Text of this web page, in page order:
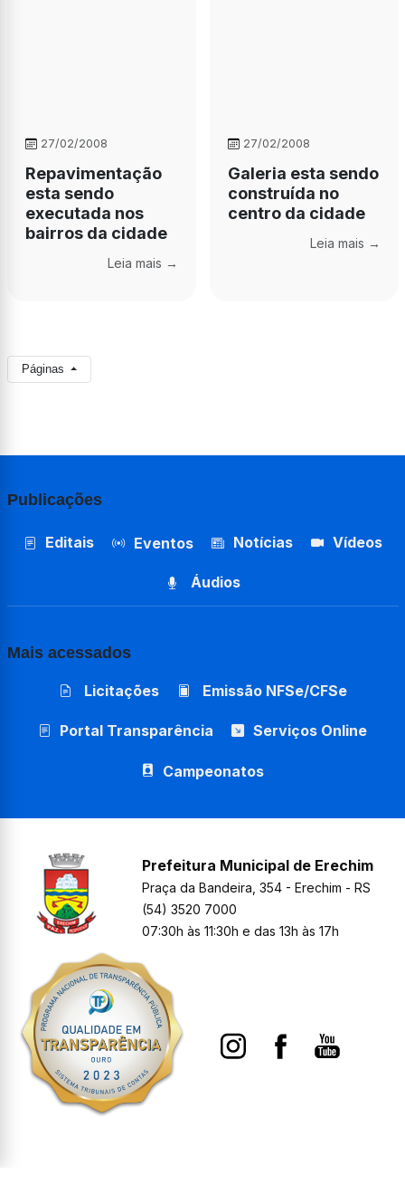
27/02/2008
Repavimentação
esta sendo
executada nos
bairros da cidade
Leia mais →
27/02/2008
Galeria esta sendo
construída no
centro da cidade
Leia mais →
Páginas
Publicações
Editais Eventos Notícias Vídeos
Áudios
Mais acessados
Licitações Emissão NFSe/CFSe
Portal Transparência Serviços Online
Campeonatos
Prefeitura Municipal de Erechim
Praça da Bandeira, 354 - Erechim - RS
(54) 3520 7000
07:30h às 11:30h e das 13h às 17h